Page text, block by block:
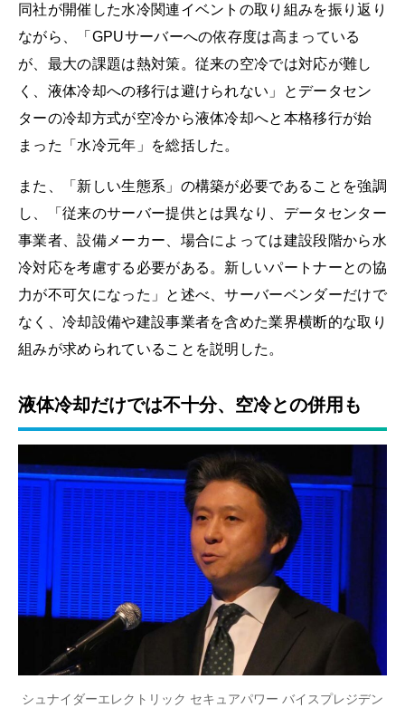
同社が開催した水冷関連イベントの取り組みを振り返り
ながら、「GPUサーバーへの依存度は高まっている
が、最大の課題は熱対策。従来の空冷では対応が難し
く、液体冷却への移行は避けられない」とデータセン
ターの冷却方式が空冷から液体冷却へと本格移行が始
まった「水冷元年」を総括した。
また、「新しい生態系」の構築が必要であることを強調
し、「従来のサーバー提供とは異なり、データセンター
事業者、設備メーカー、場合によっては建設段階から水
冷対応を考慮する必要がある。新しいパートナーとの協
力が不可欠になった」と述べ、サーバーベンダーだけで
なく、冷却設備や建設事業者を含めた業界横断的な取り
組みが求められていることを説明した。
液体冷却だけでは不十分、空冷との併用も
シュナイダーエレクトリック セキュアパワー バイスプレジデン